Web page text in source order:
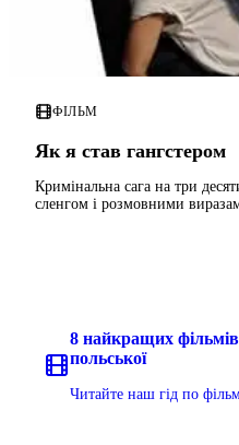
ФІЛЬМ
Як я став гангстером
Кримінальна сага на три
сленгом і розмовними
8 найкращих фільмів
польської
Читайте наш гід по